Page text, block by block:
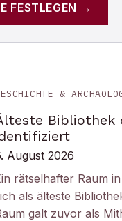
FESTLEGEN →
&
Bibliothek
August 2026
rätselhafter Raum
als älteste
galt zuvor als